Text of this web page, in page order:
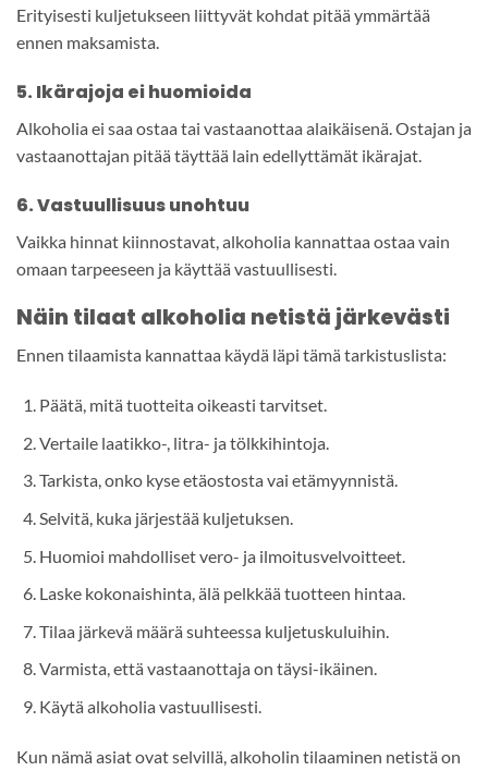
Erityisesti kuljetukseen liittyvät kohdat pitää ymmärtää
ennen maksamista.
5. Ikärajoja ei huomioida
Alkoholia ei saa ostaa tai vastaanottaa alaikäisenä. Ostajan ja
vastaanottajan pitää täyttää lain edellyttämät ikärajat.
6. Vastuullisuus unohtuu
Vaikka hinnat kiinnostavat, alkoholia kannattaa ostaa vain
omaan tarpeeseen ja käyttää vastuullisesti.
Näin tilaat alkoholia netistä järkevästi
Ennen tilaamista kannattaa käydä läpi tämä tarkistuslista:
Päätä, mitä tuotteita oikeasti tarvitset.
Vertaile laatikko-, litra- ja tölkkihintoja.
Tarkista, onko kyse etäostosta vai etämyynnistä.
Selvitä, kuka järjestää kuljetuksen.
Huomioi mahdolliset vero- ja ilmoitusvelvoitteet.
Laske kokonaishinta, älä pelkkää tuotteen hintaa.
Tilaa järkevä määrä suhteessa kuljetuskuluihin.
Varmista, että vastaanottaja on täysi-ikäinen.
Käytä alkoholia vastuullisesti.
Kun nämä asiat ovat selvillä, alkoholin tilaaminen netistä on